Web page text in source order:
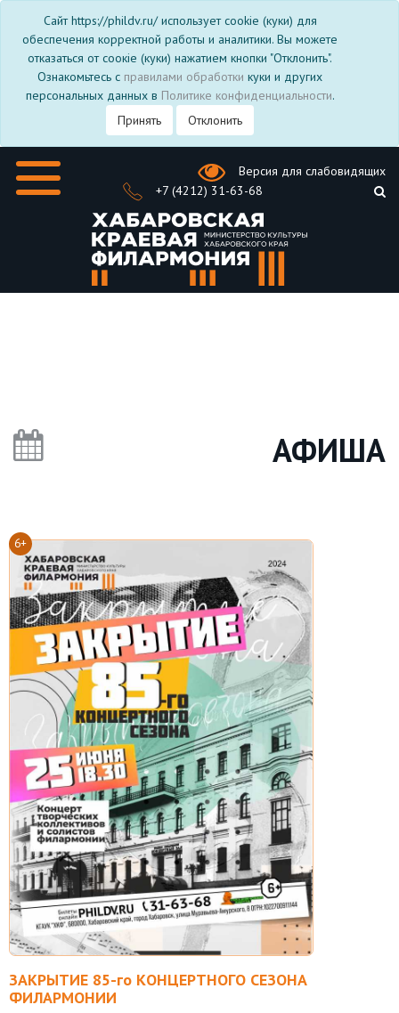
Сайт https://phildv.ru/ использует cookie (куки) для
обеспечения корректной работы и аналитики. Вы можете
отказаться от соокіе (куки) нажатием кнопки "Отклонить".
Ознакомьтесь с правилами обработки куки и других
персональных данных в Политике конфиденциальности.
Принять
Отклонить
Версия для слабовидящих
+7 (4212) 31-63-68
АФИША
6+
ЗАКРЫТИЕ 85-го КОНЦЕРТНОГО СЕЗОНА
ФИЛАРМОНИИ